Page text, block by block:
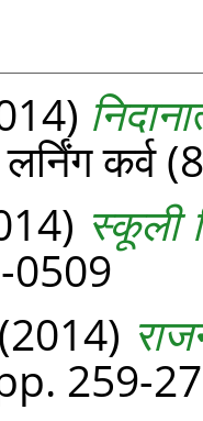
लर्निंग
स्कूली
0509
259-